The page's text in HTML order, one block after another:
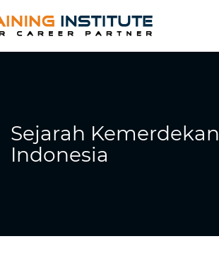
Sejarah Kemerdekan
Indonesia